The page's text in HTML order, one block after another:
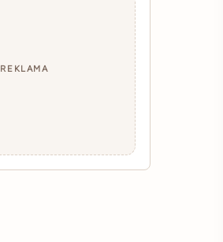
REKLAMA